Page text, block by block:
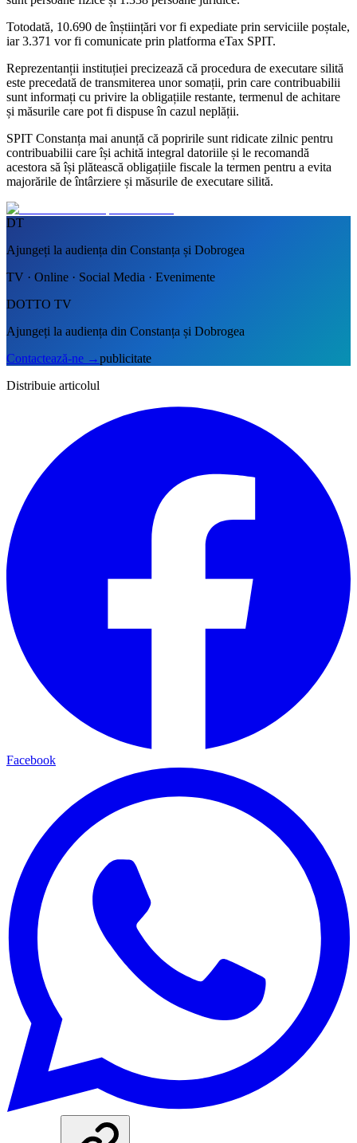
Totodată, 10.690 de înștiințări vor fi expediate prin serviciile poștale,
iar 3.371 vor fi comunicate prin platforma eTax SPIT.
Reprezentanții instituției precizează că procedura de executare silită
este precedată de transmiterea unor somații, prin care contribuabilii
sunt informați cu privire la obligațiile restante, termenul de achitare
și măsurile care pot fi dispuse în cazul neplății.
SPIT Constanța mai anunță că popririle sunt ridicate zilnic pentru
contribuabilii care își achită integral datoriile și le recomandă
acestora să își plătească obligațiile fiscale la termen pentru a evita
majorările de întârziere și măsurile de executare silită.
DT
Ajungeți la audiența din Constanța și Dobrogea
TV · Online · Social Media · Evenimente
DOTTO TV
Ajungeți la audiența din Constanța și Dobrogea
Contactează-ne →publicitate
Distribuie articolul
Facebook